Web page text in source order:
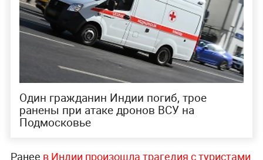
Один гражданин Индии погиб, трое
ранены при атаке дронов ВСУ на
Подмосковье
Ранее в Индии произошла трагедия с туристами